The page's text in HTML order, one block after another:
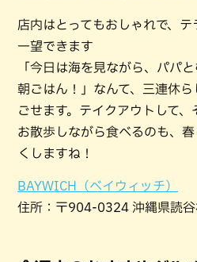
店内はとってもおしゃれで、
一望できます
「今日は海を見ながら、パパ
朝ごはん！」なんて、三連休
ごせます。テイクアウトして
お散歩しながら食べるのも、
くしますね！
BAYWICH（ベイウィッチ）
住所：〒904-0324 沖縄県読